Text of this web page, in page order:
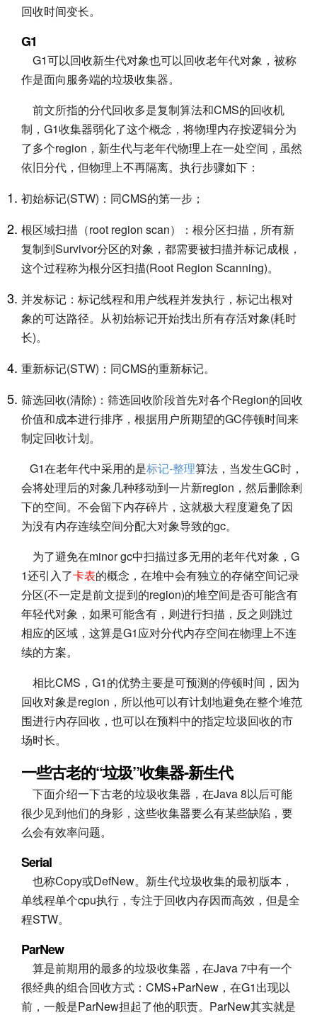
回收时间变长。
G1
G1可以回收新生代对象也可以回收老年代对象，被称
作是面向服务端的垃圾收集器。
前文所指的分代回收多是复制算法和CMS的回收机
制，G1收集器弱化了这个概念，将物理内存按逻辑分为
了多个region，新生代与老年代物理上在一处空间，虽然
依旧分代，但物理上不再隔离。执行步骤如下：
初始标记(STW)：同CMS的第一步；
根区域扫描（root region scan）：根分区扫描，所有新
复制到Survivor分区的对象，都需要被扫描并标记成根，
这个过程称为根分区扫描(Root Region Scanning)。
并发标记：标记线程和用户线程并发执行，标记出根对
象的可达路径。从初始标记开始找出所有存活对象(耗时
长)。
重新标记(STW)：同CMS的重新标记。
筛选回收(清除)：筛选回收阶段首先对各个Region的回收
价值和成本进行排序，根据用户所期望的GC停顿时间来
制定回收计划。
G1在老年代中采用的是标记-整理算法，当发生GC时，
会将处理后的对象几种移动到一片新region，然后删除剩
下的空间。不会留下内存碎片，这就极大程度避免了因
为没有内存连续空间分配大对象导致的gc。
为了避免在minor gc中扫描过多无用的老年代对象，G
1还引入了卡表的概念，在堆中会有独立的存储空间记录
分区(不一定是前文提到的region)的堆空间是否可能含有
年轻代对象，如果可能含有，则进行扫描，反之则跳过
相应的区域，这算是G1应对分代内存空间在物理上不连
续的方案。
相比CMS，G1的优势主要是可预测的停顿时间，因为
回收对象是region，所以他可以有计划地避免在整个堆范
围进行内存回收，也可以在预料中的指定垃圾回收的市
场时长。
一些古老的“垃圾”收集器-新生代
下面介绍一下古老的垃圾收集器，在Java 8以后可能
很少见到他们的身影，这些收集器要么有某些缺陷，要
么会有效率问题。
Serial
也称Copy或DefNew。新生代垃圾收集的最初版本，
单线程单个cpu执行，专注于回收内存因而高效，但是全
程STW。
ParNew
算是前期用的最多的垃圾收集器，在Java 7中有一个
很经典的组合回收方式：CMS+ParNew，在G1出现以
前，一般是ParNew担起了他的职责。ParNew其实就是